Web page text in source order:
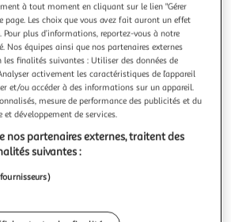
Vert
: iPhone 15, iPhone 15 Plus
Porte-cartes Aspect esthétique et
Emplacement(s) carte(s) : Oui
connaître le prix de ce produit ?
Afficher le prix
à tout moment en cliquant sur le lien "Gérer
page. Les choix que vous avez fait auront un effet
Pour plus d’informations, reportez-vous à notre
Nos équipes ainsi que nos partenaires externes
finalités suivantes : Utiliser des données de
activement les caractéristiques de l’appareil
et/ou accéder à des informations sur un appareil.
mesure de performance des publicités et du
et développement de services.
nos partenaires externes, traitent des
suivantes :